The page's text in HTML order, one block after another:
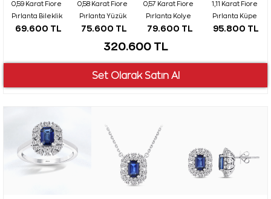
0,59 Karat Fiore
Pırlanta Bileklik
69.600 TL
0,58 Karat Fiore
Pırlanta Yüzük
75.600 TL
0,57 Karat Fiore
Pırlanta Kolye
79.600 TL
1,11 Karat Fiore
Pırlanta Küpe
95.800 TL
320.600 TL